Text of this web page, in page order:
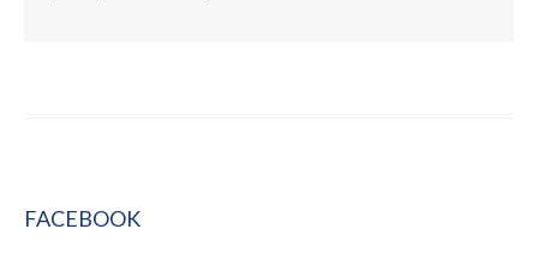
FACEBOOK